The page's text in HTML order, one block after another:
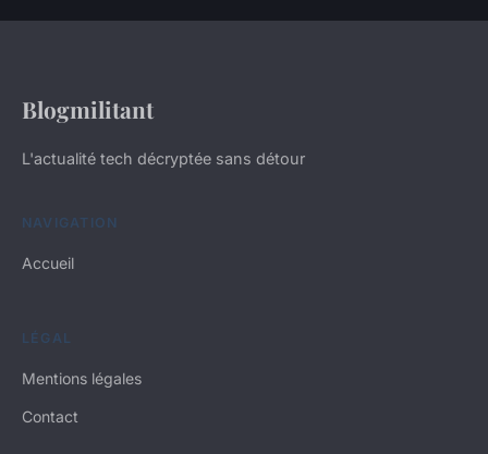
Blogmilitant
L'actualité tech décryptée sans détour
NAVIGATION
Accueil
LÉGAL
Mentions légales
Contact